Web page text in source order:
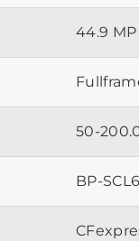
44.9 MP
50-
BP-SCL6